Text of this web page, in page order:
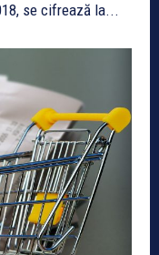
se cifrează la...